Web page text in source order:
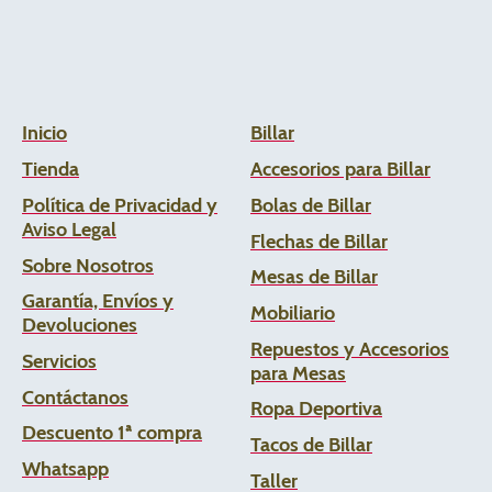
Inicio
Tienda
Política de Privacidad y
Aviso Legal
Sobre Nosotros
Garantía, Envíos y
Devoluciones
Servicios
Contáctanos
Descuento 1ª compra
Whatsapp
Billar
Accesorios para Billar
Bolas de Billar
Flechas de Billar
Mesas de Billar
Mobiliario
Repuestos y Accesorios
para Mesas
Ropa Deportiva
Tacos de Billar
Taller